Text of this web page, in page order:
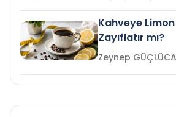
Kahveye Limon
Zayıflatır mı?
Zeynep